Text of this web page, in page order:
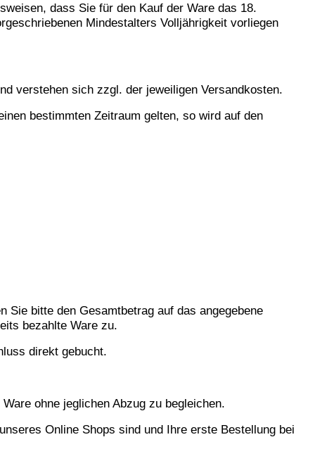
dass Sie für den Kauf der Ware das 18.
Mindestalters Volljährigkeit vorliegen
verstehen sich zzgl. der jeweiligen Versandkosten.
bestimmten Zeitraum gelten, so wird auf den
bitte den Gesamtbetrag auf das angegebene
bezahlte Ware zu.
direkt gebucht.
ohne jeglichen Abzug zu begleichen.
Online Shops sind und Ihre erste Bestellung bei